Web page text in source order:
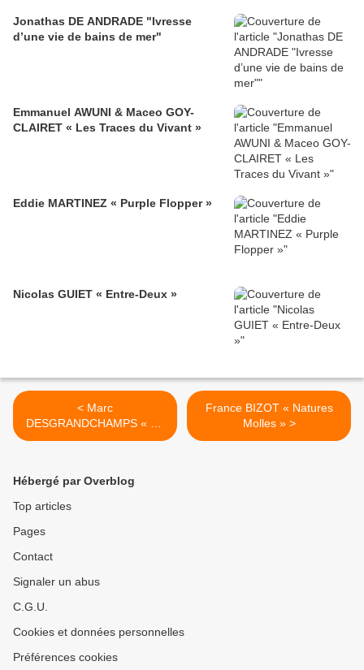
Jonathas DE ANDRADE "Ivresse
d’une vie de bains de mer"
Emmanuel AWUNI & Maceo GOY-
CLAIRET « Les Traces du Vivant »
Eddie MARTINEZ « Purple Flopper »
Nicolas GUIET « Entre-Deux »
< Marc
DESGRANDCHAMPS « En
miroir»
France BIZOT « Natures
Molles » >
Hébergé par Overblog
Top articles
Pages
Contact
Signaler un abus
C.G.U.
Cookies et données personnelles
Préférences cookies